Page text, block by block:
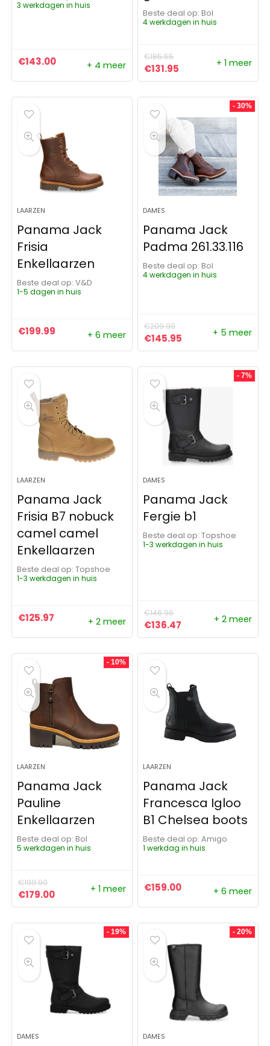
3 werkdagen in huis
€143.00 + 4 meer
Beste deal op:
Bol
4 werkdagen in huis
€185.55
Oorspronkelijke prijs was:
€131.95 Huidige prijs is:
+ 1 meer
LAARZEN
Panama Jack
Frisia
Enkellaarzen
Beste deal op:
V&D
1-5 dagen in huis
€199.99 + 6 meer
- 30%
DAMES
Panama Jack
Padma 261.33.116
Beste deal op:
Bol
4 werkdagen in huis
€209.99
Oorspronkelijke prijs was:
€145.95 Huidige prijs is:
+ 5 meer
LAARZEN
Panama Jack
Frisia B7 nobuck
camel camel
Enkellaarzen
Beste deal op:
Topshoe
1-3 werkdagen in huis
€125.97 + 2 meer
- 7%
DAMES
Panama Jack
Fergie b1
Beste deal op:
Topshoe
1-3 werkdagen in huis
€146.96
Oorspronkelijke prijs was:
€136.47 Huidige prijs is:
+ 2 meer
- 10%
LAARZEN
Panama Jack
Pauline
Enkellaarzen
Beste deal op:
Bol
5 werkdagen in huis
€199.90
Oorspronkelijke prijs was: €199.90.
€179.00Huidige prijs is: €179.00.
+ 1 meer
LAARZEN
Panama Jack
Francesca Igloo
B1 Chelsea boots
Beste deal op:
Amigo
1 werkdag in huis
€159.00 + 6 meer
- 19%
DAMES
- 20%
DAMES